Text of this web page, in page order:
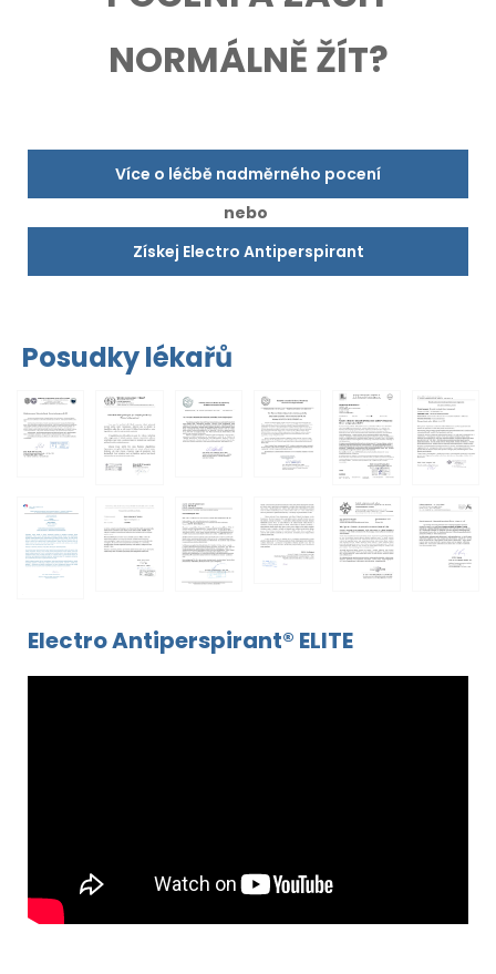
NORMÁLNĚ ŽÍT?
Více o léčbě nadměrného pocení
nebo
Získej Electro Antiperspirant
Posudky lékařů
Electro Antiperspirant® ELITE